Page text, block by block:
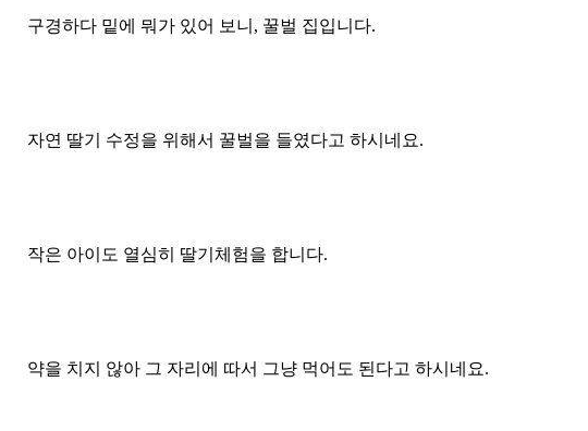
구경하다 밑에 뭐가 있어 보니, 꿀벌 집입니다.
자연 딸기 수정을 위해서 꿀벌을 들였다고 하시네요.
작은 아이도 열심히 딸기체험을 합니다.
약을 치지 않아 그 자리에 따서 그냥 먹어도 된다고 하시네요.